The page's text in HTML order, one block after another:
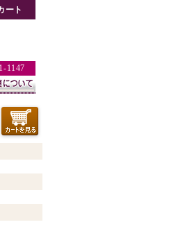
ート
1147